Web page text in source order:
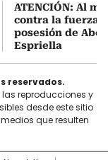
ATENCIÓN: Al
contra la fuerza
posesión de
Espriella
reservados.
las reproducciones y
desde este sitio
que resulten